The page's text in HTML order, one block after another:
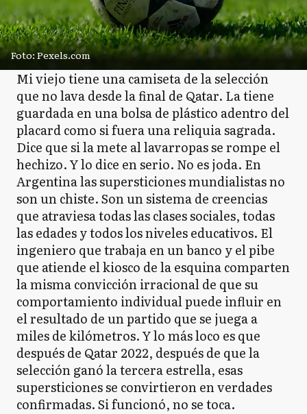
Foto: Pexels.com
Mi viejo tiene una camiseta de la selección
que no lava desde la final de Qatar. La tiene
guardada en una bolsa de plástico adentro del
placard como si fuera una reliquia sagrada.
Dice que si la mete al lavarropas se rompe el
hechizo. Y lo dice en serio. No es joda. En
Argentina las supersticiones mundialistas no
son un chiste. Son un sistema de creencias
que atraviesa todas las clases sociales, todas
las edades y todos los niveles educativos. El
ingeniero que trabaja en un banco y el pibe
que atiende el kiosco de la esquina comparten
la misma convicción irracional de que su
comportamiento individual puede influir en
el resultado de un partido que se juega a
miles de kilómetros. Y lo más loco es que
después de Qatar 2022, después de que la
selección ganó la tercera estrella, esas
supersticiones se convirtieron en verdades
confirmadas. Si funcionó, no se toca.